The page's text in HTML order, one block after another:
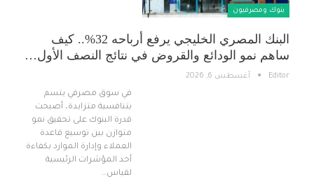
بنوك ومصرفيون
البنك المصري الخليجي يرفع أرباحه 32%.. كيف
ساهم نمو الودائع والقروض في نتائج النصف الأول…
Editor أغسطس 6, 2026
في سوق مصرفي يتسم
بتنافسية متزايدة، أصبحت
قدرة البنوك على تحقيق نمو
متوازن بين توسيع قاعدة
العملاء وإدارة الموارد بكفاءة
أحد المؤشرات الرئيسية
لقياس…